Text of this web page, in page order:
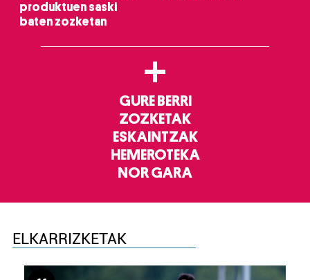
produktuen saski
baten zozketan
+
GURE BERRI
ZOZKETAK
ESKAINTZAK
HEMEROTEKA
NOR GARA
ELKARRIZKETAK